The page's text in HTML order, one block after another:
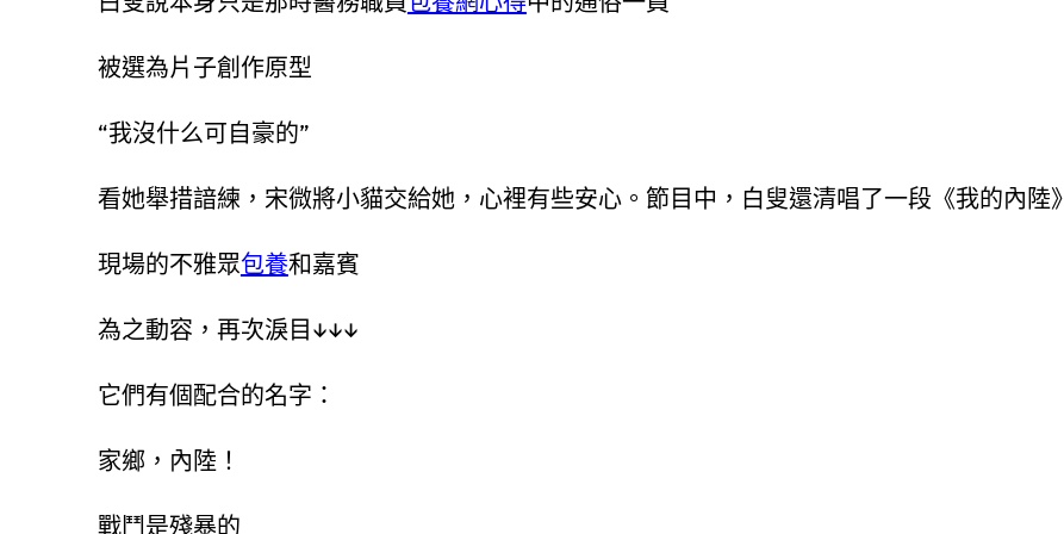
被選為片子創作原型
“我沒什么可自豪的”
看她舉措諳練，宋微將小貓交給她，心裡有些安心。節目中，白叟還清唱了一段《我的內陸》
現場的不雅眾包養和嘉賓
為之動容，再次淚目↓↓↓
它們有個配合的名字：
家鄉，內陸！
戰鬥是殘暴的